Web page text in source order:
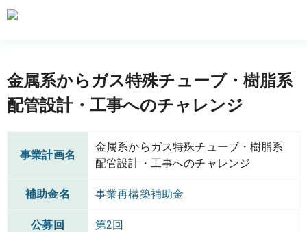
金属系からガス特殊チューブ・樹脂系
配管設計・工事へのチャレンジ
事業計画名
金属系からガス特殊チューブ・樹脂系
配管設計・工事へのチャレンジ
補助金名 事業再構築補助金
公募回 第2回